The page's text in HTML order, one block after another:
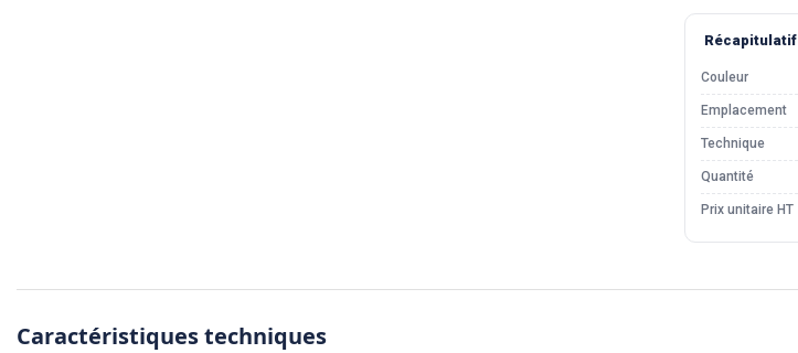
Récapitulatif
Couleur
Emplacement
Technique
Quantité
Prix unitaire HT
Caractéristiques techniques